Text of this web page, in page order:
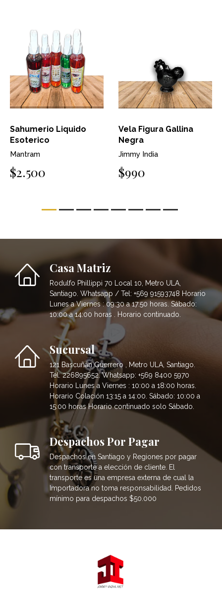
Sahumerio Liquido
Esoterico
Mantram
$2.500
Vela Figura Gallina
Negra
Jimmy India
$990
Casa Matriz
Rodulfo Phillippi 70 Local 10, Metro ULA,
Santiago. Whatsapp / Tel: +569 91593748 Horario
Lunes a Viernes : 09:30 a 17:50 horas. Sábado:
10:00 a 14:00 horas . Horario continuado.
Sucursal
121 Bascuñán Guerrero , Metro ULA, Santiago.
Tel: 226895652. Whatsapp: +569 8400 5970
Horario Lunes a Viernes : 10:00 a 18:00 horas.
Horario Colación 13:15 a 14:00. Sábado: 10:00 a
15:00 horas Horario continuado solo Sábado.
Despachos Por Pagar
Despachos en Santiago y Regiones por pagar
con transporte a elección de cliente. El
transporte es una empresa externa de cual la
Importadora no toma responsabilidad. Pedidos
mínimo para despachos $50.000